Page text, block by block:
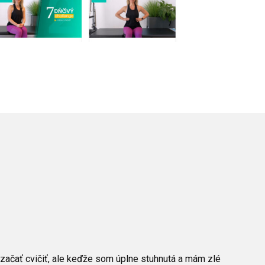
cvičiť, ale keďže som úplne stuhnutá a mám zlé